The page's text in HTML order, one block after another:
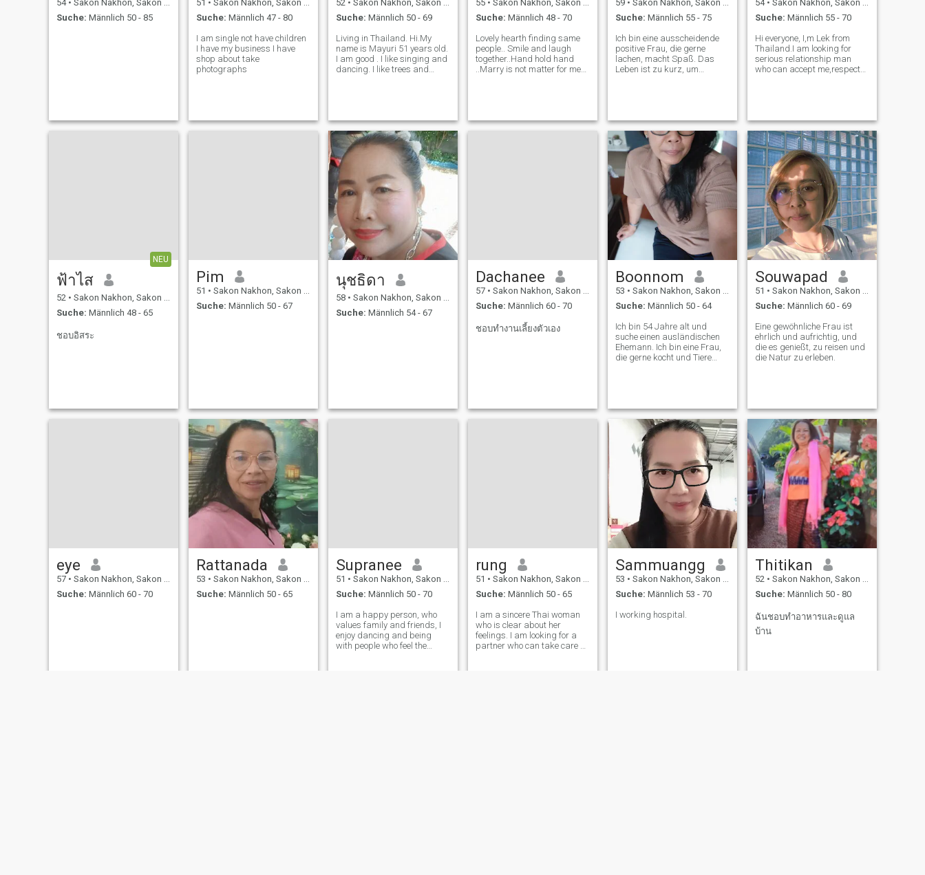
54 • Sakon Nakhon, Sakon Nakhon, Thailand
Suche: Männlich 50 - 85
51 • Sakon Nakhon, Sakon Nakhon, Thailand
Suche: Männlich 47 - 80
I am single not have children
I have my business I have
shop about take
photographs
52 • Sakon Nakhon, Sakon Nakhon, Thailand
Suche: Männlich 50 - 69
Living in Thailand. Hi.My
name is Mayuri 51 years old.
I am good . I like singing and
dancing. I like trees and
vdeo.
55 • Sakon Nakhon, Sakon Nakhon, Thailand
Suche: Männlich 48 - 70
Lovely hearth finding same
people.. Smile and laugh
together..Hand hold hand
..Marry is not matter for me
59 • Sakon Nakhon, Sakon Nakhon, Thailand
Suche: Männlich 55 - 75
Ich bin eine ausscheidende
positive Frau, die gerne
lachen, macht Spaß. Das
Leben ist zu kurz, um
54 • Sakon Nakhon, Sakon Nakhon, Thailand
Suche: Männlich 55 - 70
Hi everyone, I,m Lek from
Thailand.I am looking for
serious relationship man
who can accept me,respect
NEU
ฟ้าไส
52 • Sakon Nakhon, Sakon Nakhon, Thailand
Suche: Männlich 48 - 65
ชอบอิสระ
Pim
51 • Sakon Nakhon, Sakon Nakhon, Thailand
Suche: Männlich 50 - 67
นุชธิดา
58 • Sakon Nakhon, Sakon Nakhon, Thailand
Suche: Männlich 54 - 67
Dachanee
57 • Sakon Nakhon, Sakon Nakhon, Thailand
Suche: Männlich 60 - 70
ชอบทำงานเลี้ยงตัวเอง
Boonnom
53 • Sakon Nakhon, Sakon Nakhon, Thailand
Suche: Männlich 50 - 64
Ich bin 54 Jahre alt und
suche einen ausländischen
Ehemann. Ich bin eine Frau,
die gerne kocht und Tiere
Souwapad
51 • Sakon Nakhon, Sakon Nakhon, Thailand
Suche: Männlich 60 - 69
Eine gewöhnliche Frau ist
ehrlich und aufrichtig, und
die es genießt, zu reisen und
die Natur zu erleben.
eye
57 • Sakon Nakhon, Sakon Nakhon, Thailand
Suche: Männlich 60 - 70
Rattanada
53 • Sakon Nakhon, Sakon Nakhon, Thailand
Suche: Männlich 50 - 65
Supranee
51 • Sakon Nakhon, Sakon Nakhon, Thailand
Suche: Männlich 50 - 70
I am a happy person, who
values family and friends, I
enjoy dancing and being
with people who feel the
rung
51 • Sakon Nakhon, Sakon Nakhon, Thailand
Suche: Männlich 50 - 65
I am a sincere Thai woman
who is clear about her
feelings. I am looking for a
partner who can take care of
Sammuangg
53 • Sakon Nakhon, Sakon Nakhon, Thailand
Suche: Männlich 53 - 70
I working hospital.
Thitikan
52 • Sakon Nakhon, Sakon Nakhon, Thailand
Suche: Männlich 50 - 80
ฉันชอบทำอาหารและดูแล
บ้าน